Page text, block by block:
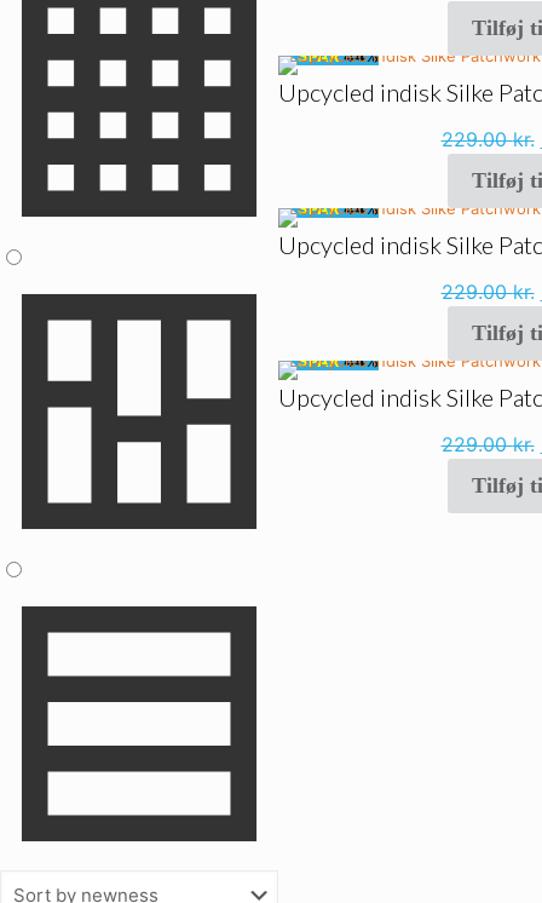
Tilføj
🔥SPAR44%
Upcycled indisk Silke
229.00kr.
Tilføj
🔥SPAR44%
Upcycled indisk Silke
229.00kr.
Tilføj
🔥SPAR44%
Upcycled indisk Silke
229.00kr.
Tilføj